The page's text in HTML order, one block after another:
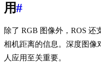
用#
除了 RGB 图像外，ROS 还
相机距离的信息。深度图像
人应用至关重要。